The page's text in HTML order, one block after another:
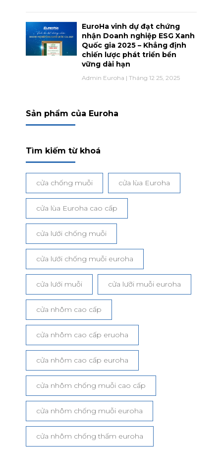
EuroHa vinh dự đạt chứng
nhận Doanh nghiệp ESG Xanh
Quốc gia 2025 – Khẳng định
chiến lược phát triển bền
vững dài hạn
Admin Euroha Tháng 12 25, 2025
Sản phẩm của Euroha
Tìm kiếm từ khoá
cửa chống muỗi cửa lùa Euroha
cửa lùa Euroha cao cấp
cửa lưới chống muỗi
cửa lưới chống muỗi euroha
cửa lưới muỗi cửa lưỡi muỗi euroha
cửa nhôm cao cấp
cửa nhôm cao cấp eruoha
cửa nhôm cao cấp euroha
cửa nhôm chống muỗi cao cấp
cửa nhôm chống muỗi euroha
cửa nhôm chống thấm euroha